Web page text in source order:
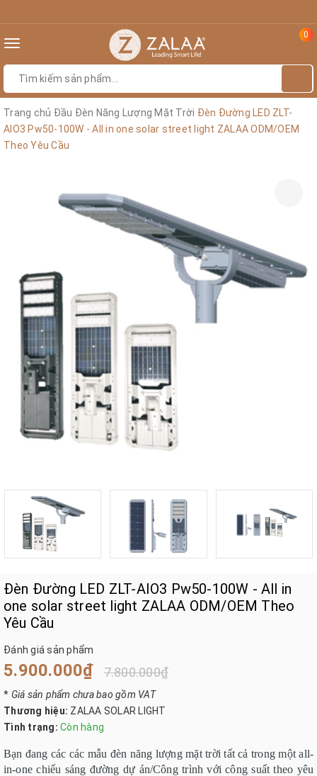
Toggle
0
Trang chủ Đầu Đèn Năng Lượng Mặt Trời Đèn Đường LED ZLT-
AIO3 Pw50-100W - All in one solar street light ZALAA ODM/OEM
Theo Yêu Cầu
Đèn Đường LED ZLT-AIO3 Pw50-100W - All in
one solar street light ZALAA ODM/OEM Theo
Yêu Cầu
Đánh giá sản phẩm
5.900.000₫ 7.800.000₫
* Giá sản phẩm chưa bao gồm VAT
Thương hiệu: ZALAA SOLAR LIGHT
Tình trạng: Còn hàng
Bạn đang các các mẫu đèn năng lượng mặt trời tất cả trong một all-
in-one chiếu sáng đường dự án/Công trình với công suất theo yêu